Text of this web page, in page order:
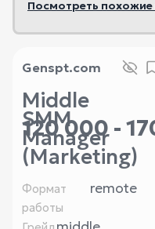
Посмотреть похожие
Genspt.com
Middle
SMM
Manager
(Marketing)
120 000 -
Формат
работы
remote